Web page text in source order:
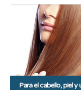
Para el cabello, piel y